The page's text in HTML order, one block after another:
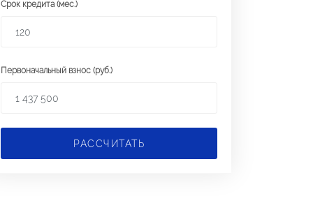
Срок кредита (мес.)
Первоначальный взнос (руб.)
РАССЧИТАТЬ